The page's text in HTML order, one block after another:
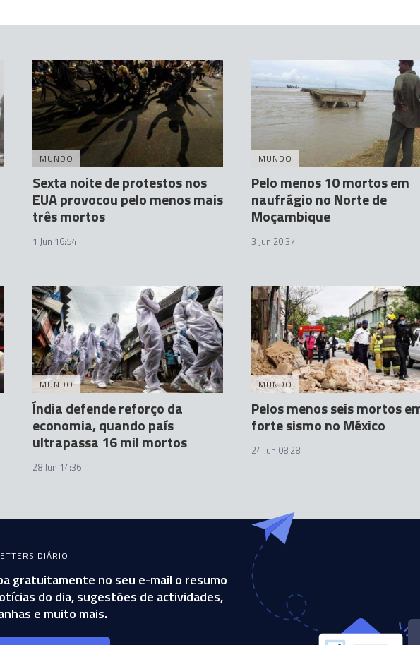
MUNDO
Sexta noite de protestos nos
EUA provocou pelo menos mais
três mortos
1 Jun 16:54
MUNDO
Pelo menos 10 mortos em
naufrágio no Norte de
Moçambique
3 Jun 20:37
MUNDO
Índia defende reforço da
economia, quando país
ultrapassa 16 mil mortos
28 Jun 14:36
MUNDO
Pelos menos seis mortos
forte sismo no México
24 Jun 08:28
DIÁRIO
gratuitamente no seu e-mail o resumo
do dia, sugestões de actividades,
e muito mais.